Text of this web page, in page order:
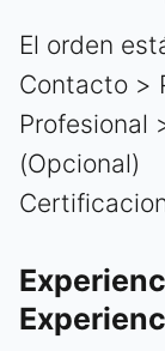
El orden
Contacto >
Profesional
(Opcional)